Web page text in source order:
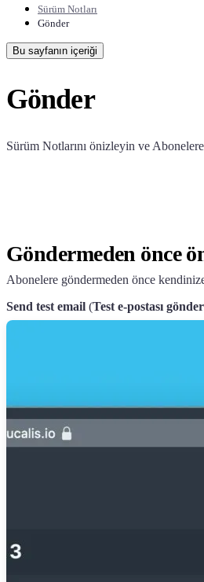
Sürüm Notları
Gönder
Bu sayfanın içeriği
Gönder
Sürüm Notlarını önizleyin ve
Göndermeden önce
Abonelere göndermeden önce
Send test email (Test e-postası gönder